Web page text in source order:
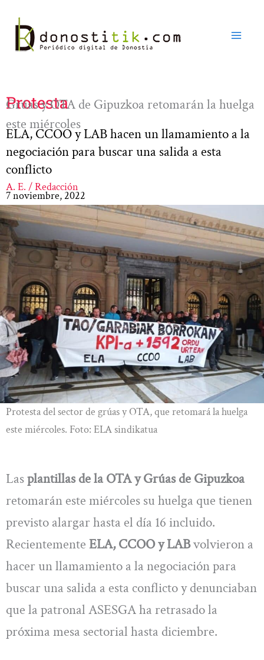
contenido
Protesta
Grúas y OTA de Gipuzkoa retomarán la huelga
este miércoles
ELA, CCOO y LAB hacen un llamamiento a la
negociación para buscar una salida a esta
conflicto
A. E. / Redacción
7 noviembre, 2022
Protesta del sector de grúas y OTA, que retomará la huelga
este miércoles. Foto: ELA sindikatua
Lasplantillas de la OTA y Grúas de Gipuzkoa
retomarán este miércoles su huelga que tienen
previsto alargar hasta el día 16 incluido.
Recientemente ELA, CCOO y LABvolvieron a
hacer un llamamiento a la negociación para
buscar una salida a esta conflicto y denunciaban
que la patronal ASESGA ha retrasado la
próxima mesa sectorial hasta diciembre.